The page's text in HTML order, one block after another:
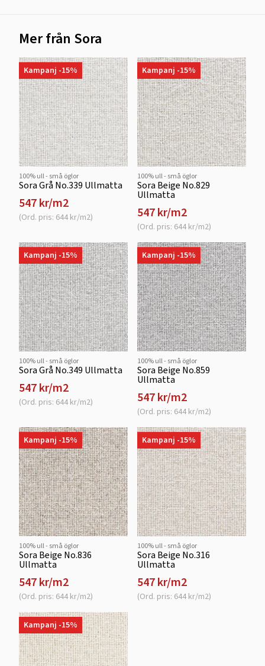
Mer från Sora
Kampanj -15%
100% ull - små öglor
Sora Grå No.339 Ullmatta
547 kr/m2
(Ord. pris: 644 kr/m2)
Kampanj -15%
100% ull - små öglor
Sora Beige No.829
Ullmatta
547 kr/m2
(Ord. pris: 644 kr/m2)
Kampanj -15%
100% ull - små öglor
Sora Grå No.349 Ullmatta
547 kr/m2
(Ord. pris: 644 kr/m2)
Kampanj -15%
100% ull - små öglor
Sora Beige No.859
Ullmatta
547 kr/m2
(Ord. pris: 644 kr/m2)
Kampanj -15%
100% ull - små öglor
Sora Beige No.836
Ullmatta
547 kr/m2
(Ord. pris: 644 kr/m2)
Kampanj -15%
100% ull - små öglor
Sora Beige No.316
Ullmatta
547 kr/m2
(Ord. pris: 644 kr/m2)
Kampanj -15%